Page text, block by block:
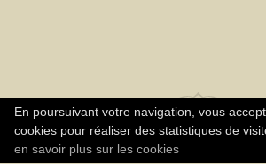
Réalisation Agence
droits réservés Association A
En poursuivant votre navigation, vous
cookies pour réaliser des statistiques de
en savoir plus sur les cookies